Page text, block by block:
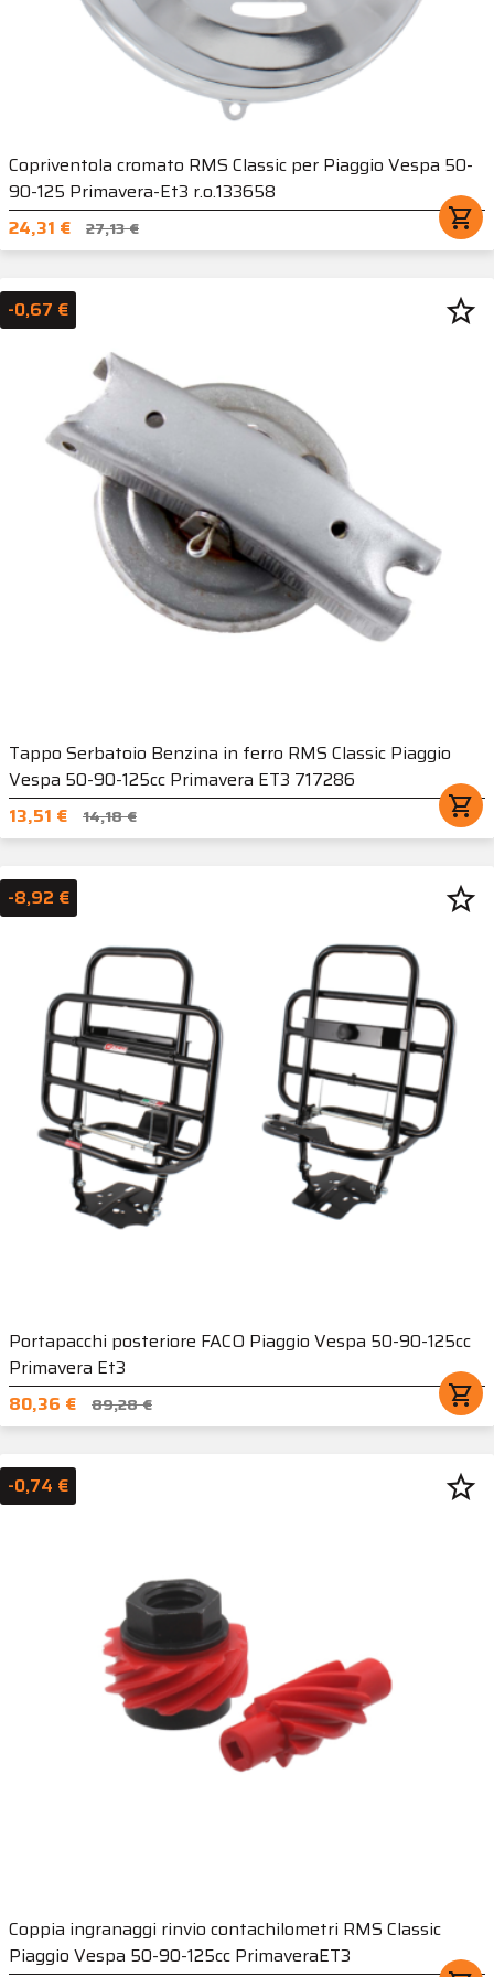
Copriventola cromato RMS Classic per Piaggio Vespa 50-
90-125 Primavera-Et3 r.o.133658
24,31 €
27,13 € shopping_cart
Tappo Serbatoio Benzina in ferro RMS Classic Piaggio
Vespa 50-90-125cc Primavera ET3 717286
13,51 €
14,18 € shopping_cart
-0,67 € star_border
Portapacchi posteriore FACO Piaggio Vespa 50-90-125cc
Primavera Et3
80,36 €
89,28 € shopping_cart
-8,92 € star_border
Coppia ingranaggi rinvio contachilometri RMS Classic
Piaggio Vespa 50-90-125cc PrimaveraET3
-0,74 € star_border